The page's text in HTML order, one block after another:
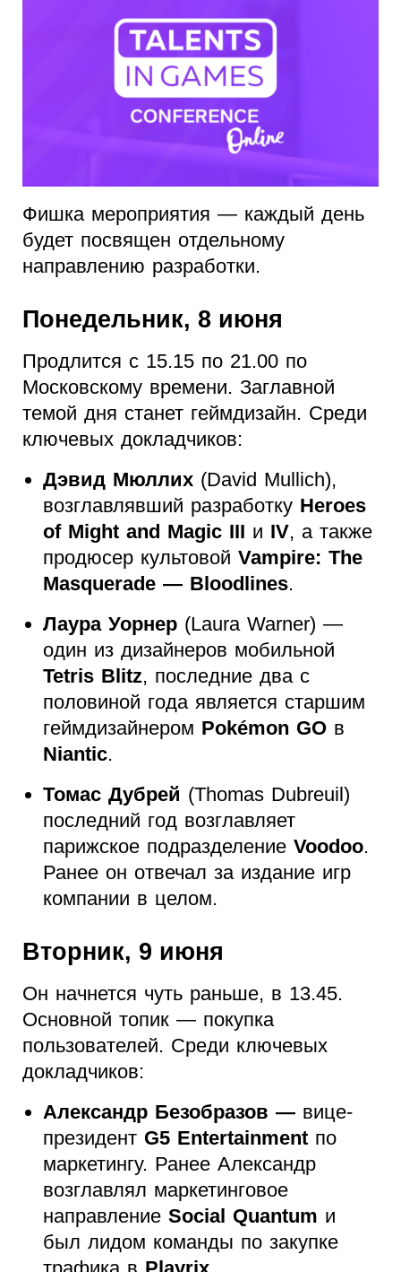
Фишка мероприятия — каждый день
будет посвящен отдельному
направлению разработки.
Понедельник, 8 июня
Продлится с 15.15 по 21.00 по
Московскому времени. Заглавной
темой дня станет геймдизайн. Среди
ключевых докладчиков:
Дэвид Мюллих(David Mullich),
возглавлявший разработкуHeroes
of Might and Magic III и IV, а также
продюсер культовой Vampire: The
Masquerade — Bloodlines.
Лаура Уорнер(Laura Warner) —
один из дизайнеров мобильной
Tetris Blitz, последние два с
половиной года является старшим
геймдизайнером Pokémon GOв
Niantic.
Томас Дубрей (Thomas Dubreuil)
последний год возглавляет
парижское подразделение Voodoo.
Ранее он отвечал за издание игр
компании в целом.
Вторник, 9 июня
Он начнется чуть раньше, в 13.45.
Основной топик — покупка
пользователей. Среди ключевых
докладчиков:
Александр Безобразов —вице-
президентG5 Entertainmentпо
маркетингу. Ранее Александр
возглавлял маркетинговое
направление Social Quantum и
был лидом команды по закупке